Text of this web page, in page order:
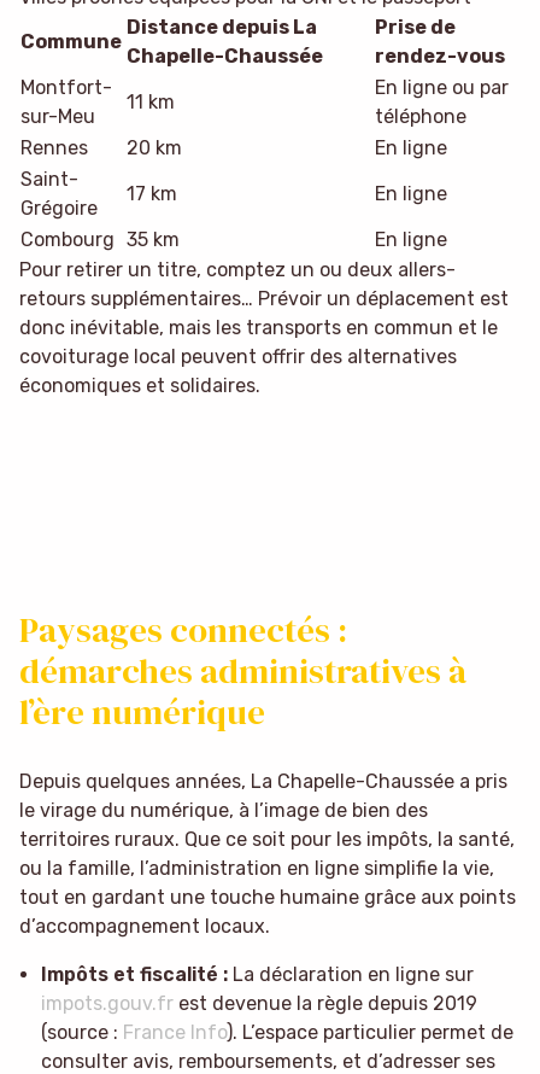
Commune
Distance depuis La
Chapelle-Chaussée
Prise de
rendez-vous
Montfort-
sur-Meu
11 km
En ligne ou par
téléphone
Rennes
20 km
En ligne
Saint-
Grégoire
17 km
En ligne
Combourg 35 km
En ligne
Pour retirer un titre, comptez un ou deux allers-
retours supplémentaires… Prévoir un déplacement est
donc inévitable, mais les transports en commun et le
covoiturage local peuvent offrir des alternatives
économiques et solidaires.
Paysages connectés :
démarches administratives à
l’ère numérique
Depuis quelques années, La Chapelle-Chaussée a pris
le virage du numérique, à l’image de bien des
territoires ruraux. Que ce soit pour les impôts, la santé,
ou la famille, l’administration en ligne simplifie la vie,
tout en gardant une touche humaine grâce aux points
d’accompagnement locaux.
Impôts et fiscalité :La déclaration en ligne sur
impots.gouv.frest devenue la règle depuis 2019
(source : France Info). L’espace particulier permet de
consulter avis, remboursements, et d’adresser ses